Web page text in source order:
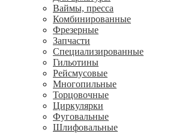
Ваймы, пресса
Комбинированные
Фрезерные
Запчасти
Специализированные
Гильотины
Рейсмусовые
Многопильные
Торцовочные
Циркулярки
Фуговальные
Шлифовальные